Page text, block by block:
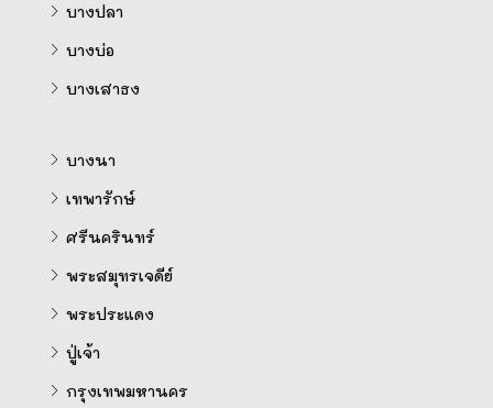
บางปลา
บางบ่อ
บางเสาธง
บางนา
เทพารักษ์
ศรีนครินทร์
พระสมุทรเจดีย์
พระประแดง
ปู่เจ้า
กรุงเทพมหานคร